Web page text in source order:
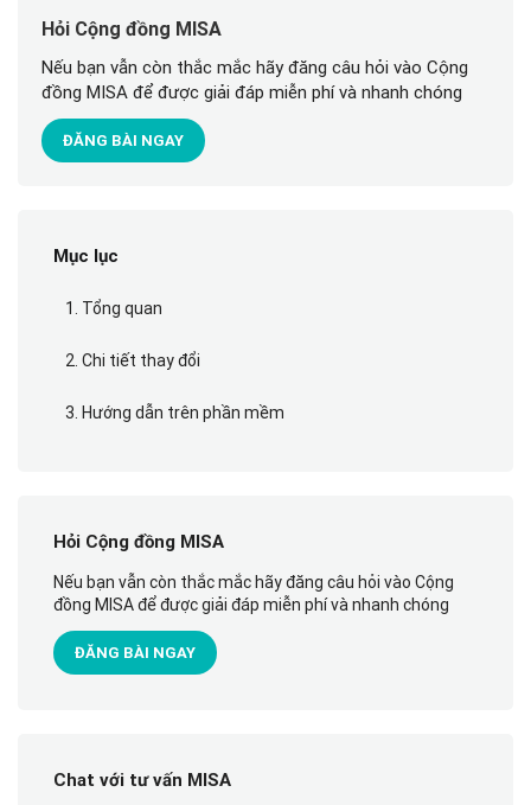
Hỏi Cộng đồng MISA
Nếu bạn vẫn còn thắc mắc hãy đăng câu hỏi vào Cộng
đồng MISA để được giải đáp miễn phí và nhanh chóng
ĐĂNG BÀI NGAY
Mục lục
1. Tổng quan
2. Chi tiết thay đổi
3. Hướng dẫn trên phần mềm
Hỏi Cộng đồng MISA
Nếu bạn vẫn còn thắc mắc hãy đăng câu hỏi vào Cộng
đồng MISA để được giải đáp miễn phí và nhanh chóng
ĐĂNG BÀI NGAY
Chat với tư vấn MISA